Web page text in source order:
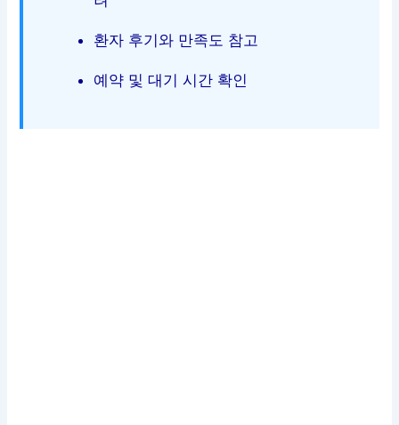
환자 후기와 만족도 참고
예약 및 대기 시간 확인